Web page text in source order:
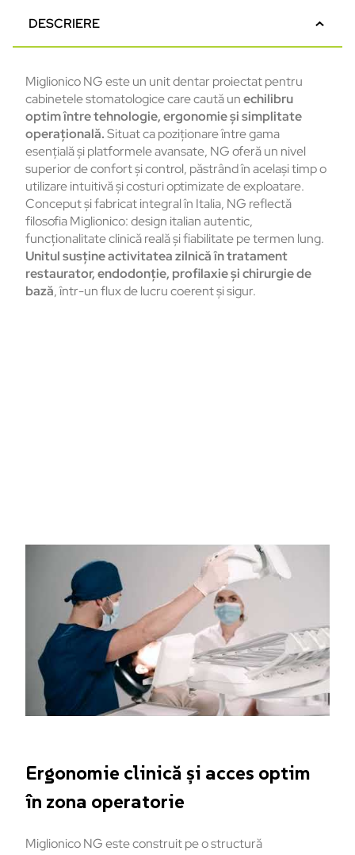
DESCRIERE
Miglionico NG este un unit dentar proiectat pentru
cabinetele stomatologice care caută unechilibru
optim între tehnologie, ergonomie și simplitate
operațională.Situat ca poziționare între gama
esențială și platformele avansate, NG oferă un nivel
superior de confort și control, păstrând în același timp o
utilizare intuitivă și costuri optimizate de exploatare.
Conceput și fabricat integral în Italia, NG reflectă
filosofia Miglionico: design italian autentic,
funcționalitate clinică reală și fiabilitate pe termen lung.
Unitul susține activitatea zilnică în tratament
restaurator, endodonție, profilaxie și chirurgie de
bază, într-un flux de lucru coerent și sigur.
Ergonomie clinică și acces optim
în zona operatorie
Miglionico NG este construit pe o structură